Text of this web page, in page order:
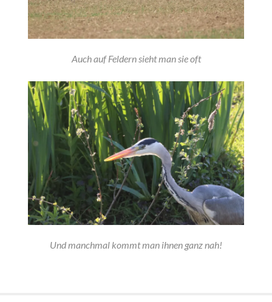
Auch auf Feldern sieht man sie oft
Und manchmal kommt man ihnen ganz nah!